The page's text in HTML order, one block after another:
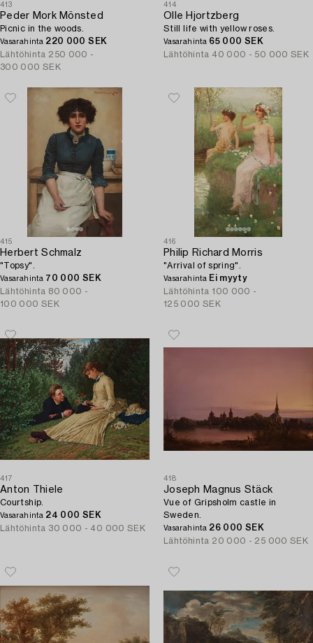
413
Peder Mork Mönsted
Picnic in the woods.
Vasarahinta 220 000 SEK
Lähtöhinta 250 000 -
300 000 SEK
414
Olle Hjortzberg
Still life with yellow roses.
Vasarahinta 65 000 SEK
Lähtöhinta 40 000 - 50 000 SEK
415
Herbert Schmalz
"Topsy".
Vasarahinta 70 000 SEK
Lähtöhinta 80 000 -
100 000 SEK
416
Philip Richard Morris
"Arrival of spring".
Vasarahinta Ei myyty
Lähtöhinta 100 000 -
125 000 SEK
417
Anton Thiele
Courtship.
Vasarahinta 24 000 SEK
Lähtöhinta 30 000 - 40 000 SEK
418
Joseph Magnus Stäck
Vue of Gripsholm castle in
Sweden.
Vasarahinta 26 000 SEK
Lähtöhinta 20 000 - 25 000 SEK